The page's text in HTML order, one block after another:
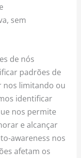
sem
de nós
padrões de
nos limitando ou
identificar
nos permite
e alcançar
awareness nos
afetam os